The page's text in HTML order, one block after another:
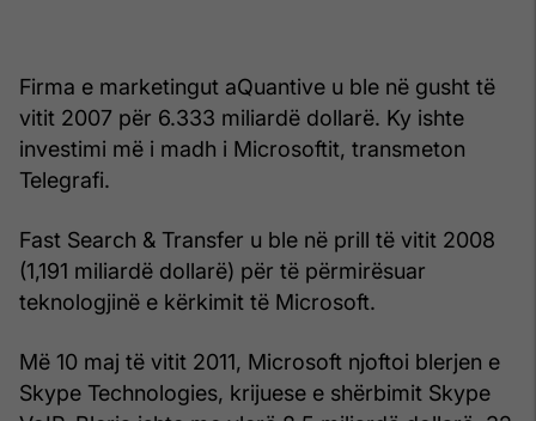
Firma e marketingut aQuantive u ble në gusht të
vitit 2007 për 6.333 miliardë dollarë. Ky ishte
investimi më i madh i Microsoftit, transmeton
Telegrafi.
Fast Search & Transfer u ble në prill të vitit 2008
(1,191 miliardë dollarë) për të përmirësuar
teknologjinë e kërkimit të Microsoft.
Më 10 maj të vitit 2011, Microsoft njoftoi blerjen e
Skype Technologies, krijuese e shërbimit Skype